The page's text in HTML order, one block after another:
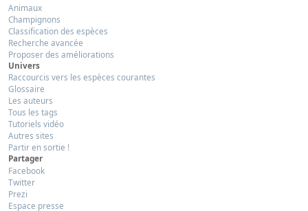
Animaux
Champignons
Classification des espèces
Recherche avancée
Proposer des améliorations
Univers
Raccourcis vers les espèces courantes
Glossaire
Les auteurs
Tous les tags
Tutoriels vidéo
Autres sites
Partir en sortie !
Partager
Facebook
Twitter
Prezi
Espace presse